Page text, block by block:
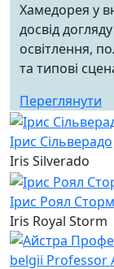
Хамедорея у
досвід
освітлення,
та типові
Переглянути
Ірис Сільверадо
Iris Silverado
Ірис Роял Сторм
Iris Royal Storm